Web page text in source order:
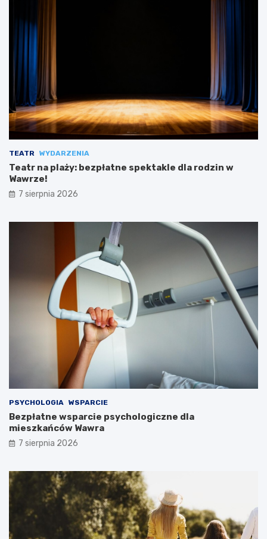
TEATR WYDARZENIA
Teatr na plaży: bezpłatne spektakle dla rodzin w
Wawrze!
7 sierpnia 2026
PSYCHOLOGIA WSPARCIE
Bezpłatne wsparcie psychologiczne dla
mieszkańców Wawra
7 sierpnia 2026